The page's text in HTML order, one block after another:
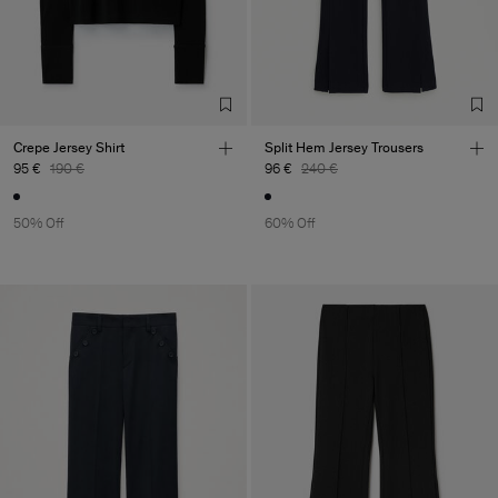
Crepe Jersey Shirt
95 € 190 €
50% Off
Split Hem Jersey Trousers
96 € 240 €
60% Off